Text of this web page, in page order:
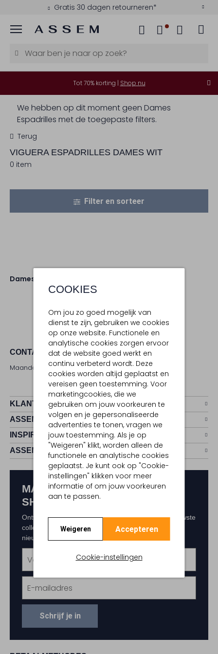
Gratis 30 dagen retourneren*
Menu
COOKIES
Om jou zo goed mogelijk van
dienst te zijn, gebruiken we cookies
op onze website. Functionele en
analytische cookies zorgen ervoor
dat de website goed werkt en
continu verbeterd wordt. Deze
cookies worden altijd geplaatst en
vereisen geen toestemming. Voor
marketingcookies, die we
gebruiken om jouw voorkeuren te
volgen en je gepersonaliseerde
advertenties te tonen, vragen we
jouw toestemming. Als je op
"Weigeren" klikt, worden alleen de
functionele en analytische cookies
geplaatst. Je kunt ook op "Cookie-
instellingen" klikken voor meer
informatie of om jouw voorkeuren
aan te passen.
Weigeren Accepteren
Cookie-instellingen
Tot 70% korting | Shop nu
We hebben op dit moment geen Dames
Espadrilles met de toegepaste filters.
Terug
VIGUERAESPADRILLES DAMES WIT
0 item
Filter en sorteer
Dames
CONTACT
Maandag - zaterdag 09:00 - 17:00 uur
KLANTENSERVICE
ASSEMVIP
INSPIRATIE
ASSEM
MAAK KANS OP € 150,-
SHOPTEGOED
Ontvang als eerste exclusieve updates over de nieuwste
collecties, acties en events. Schrijf je in voor de
nieuwsbrief en maak kans op € 150,- shoptegoed.
Schrijf je in